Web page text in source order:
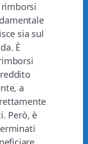
sia sul
È
a
Però, è